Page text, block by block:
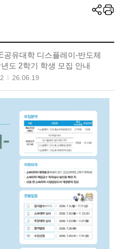
유대학 디스플레이-반도체
도 2학기 학생 모집 안내
26.06.19